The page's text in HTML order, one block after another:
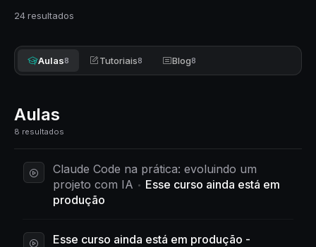
24 resultados
Aulas8 Tutoriais8 Blog8
Aulas
8 resultados
Claude Code na prática: evoluindo um
projeto com IA
Esse curso ainda está em
produção
Esse curso ainda está em produção -